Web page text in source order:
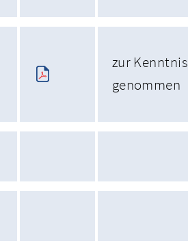
zur Kenntnis
genommen